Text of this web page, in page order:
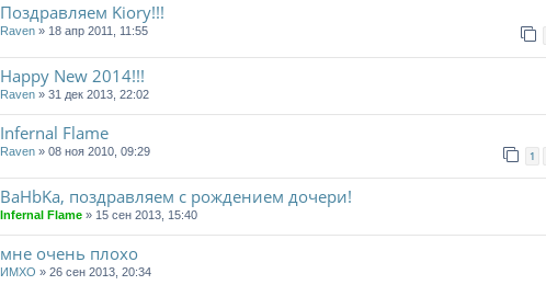
Поздравляем Kiory!!!
Raven » 18 апр 2011, 11:55
Happy New 2014!!!
Raven » 31 дек 2013, 22:02
Infernal Flame
Raven » 08 ноя 2010, 09:29 1
BaHbKa, поздравляем с рождением дочери!
Infernal Flame » 15 сен 2013, 15:40
мне очень плохо
ИМХО » 26 сен 2013, 20:34